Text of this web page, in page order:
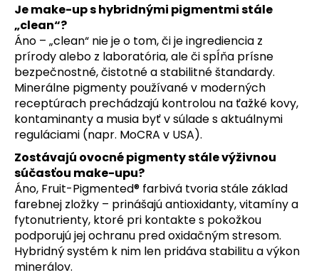
Je make-up s hybridnými pigmentmi stále
„clean“?
Áno – „clean“ nie je o tom, či je ingrediencia z
prírody alebo z laboratória, ale či spĺňa prísne
bezpečnostné, čistotné a stabilitné štandardy.
Minerálne pigmenty používané v moderných
receptúrach prechádzajú kontrolou na ťažké kovy,
kontaminanty a musia byť v súlade s aktuálnymi
reguláciami (napr. MoCRA v USA).
Zostávajú ovocné pigmenty stále výživnou
súčasťou make-upu?
Áno, Fruit-Pigmented® farbivá tvoria stále základ
farebnej zložky – prinášajú antioxidanty, vitamíny a
fytonutrienty, ktoré pri kontakte s pokožkou
podporujú jej ochranu pred oxidačným stresom.
Hybridný systém k nim len pridáva stabilitu a výkon
minerálov.